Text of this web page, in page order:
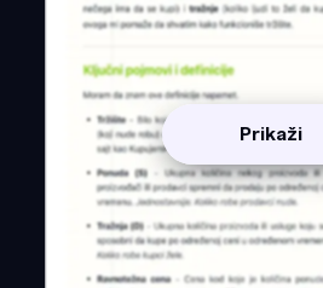
Prikaži